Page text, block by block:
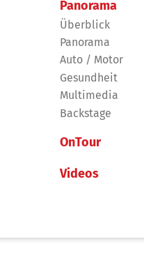
Panorama
Überblick
Panorama
Auto / Motor
Gesundheit
Multimedia
Backstage
OnTour
Videos